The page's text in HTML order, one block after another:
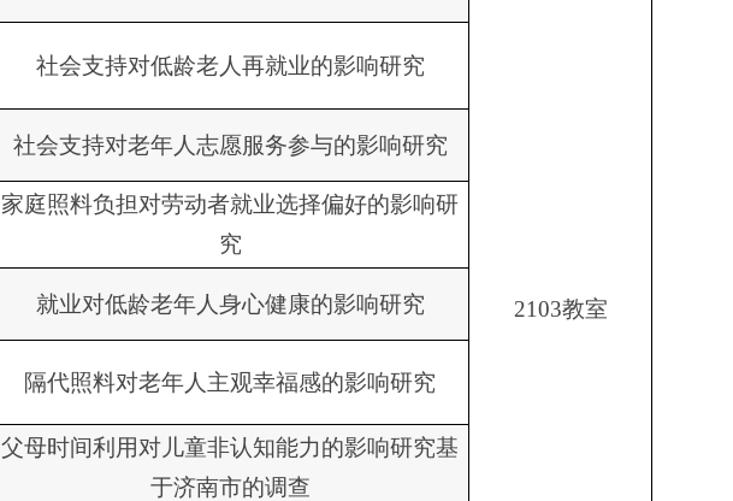
2103教室
社会支持对低龄老人再就业的影响研究
社会支持对老年人志愿服务参与的影响研究
家庭照料负担对劳动者就业选择偏好的影响研
究
就业对低龄老年人身心健康的影响研究
隔代照料对老年人主观幸福感的影响研究
父母时间利用对儿童非认知能力的影响研究基
于济南市的调查